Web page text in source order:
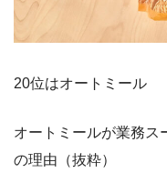
20位はオートミール
オートミールが業務ス
の理由（抜粋）